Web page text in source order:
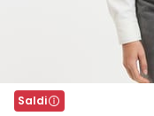
Saldi